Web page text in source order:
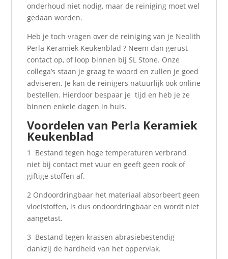
onderhoud niet nodig, maar de reiniging moet wel
gedaan worden.
Heb je toch vragen over de reiniging van je Neolith
Perla Keramiek Keukenblad ? Neem dan gerust
contact op, of loop binnen bij SL Stone. Onze
collega’s staan je graag te woord en zullen je goed
adviseren. Je kan de reinigers natuurlijk ook online
bestellen. Hierdoor bespaar je tijd en heb je ze
binnen enkele dagen in huis.
Voordelen van Perla Keramiek
Keukenblad
1 Bestand tegen hoge temperaturen verbrand
niet bij contact met vuur en geeft geen rook of
giftige stoffen af.
2 Ondoordringbaar het materiaal absorbeert geen
vloeistoffen, is dus ondoordringbaar en wordt niet
aangetast.
3 Bestand tegen krassen abrasiebestendig
dankzij de hardheid van het oppervlak.